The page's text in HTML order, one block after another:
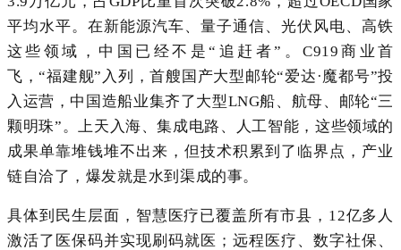
平均水平。在新能源汽车、量子通信、光伏风电、高铁
这些领域，中国已经不是“追赶者”。C919商业首
飞，“福建舰”入列，首艘国产大型邮轮“爱达·魔都号”投
入运营，中国造船业集齐了大型LNG船、航母、邮轮“三
颗明珠”。上天入海、集成电路、人工智能，这些领域的
成果单靠堆钱堆不出来，但技术积累到了临界点，产业
链自洽了，爆发就是水到渠成的事。
具体到民生层面，智慧医疗已覆盖所有市县，12亿多人
激活了医保码并实现刷码就医；远程医疗、数字社保、